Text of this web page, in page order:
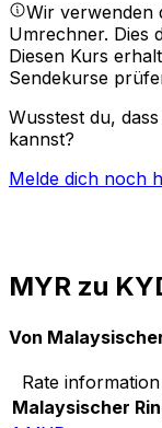
Wir verwenden
Umrechner. Dies
Diesen Kurs
Sendekurse
Wusstest du,
kannst?
Melde dich noch
MYR zu
Von
Rate
Malaysischer